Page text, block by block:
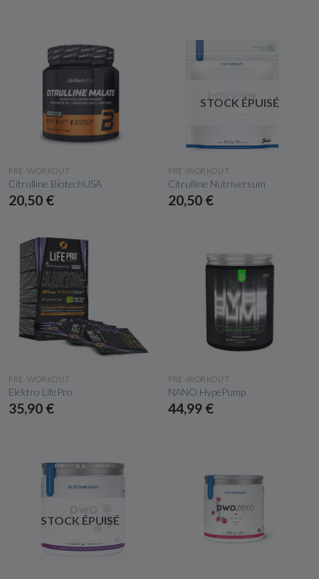
APERÇU RAPIDE
PRÉ-WORKOUT
Citrulline BiotechUSA
20,50 €
STOCK ÉPUISÉ
APERÇU RAPIDE
PRÉ-WORKOUT
Citrulline Nutriversum
20,50 €
APERÇU RAPIDE
PRÉ-WORKOUT
Elektro LifePro
35,90 €
APERÇU RAPIDE
PRÉ-WORKOUT
NANO HypePump
44,99 €
STOCK ÉPUISÉ